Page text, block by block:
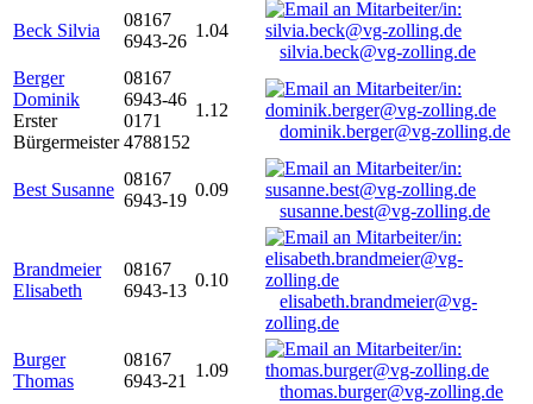
Beck Silvia
08167
6943-26
1.04
silvia.beck@vg-zolling.de
Berger
Dominik
Erster
Bürgermeister
08167
6943-46
0171
4788152
1.12
dominik.berger@vg-zolling.de
Best Susanne
08167
6943-19
0.09
susanne.best@vg-zolling.de
Brandmeier
Elisabeth
08167
6943-13
0.10
elisabeth.brandmeier@vg-
zolling.de
Burger
Thomas
08167
6943-21
1.09
thomas.burger@vg-zolling.de